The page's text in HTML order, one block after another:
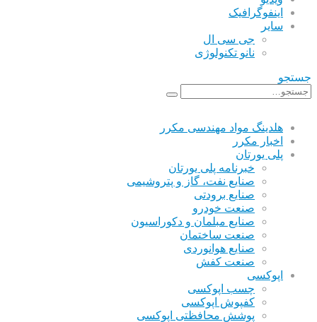
اینفوگرافیک
سایر
جی سی ال
نانو تکنولوژی
جستجو
هلدینگ مواد مهندسی مکرر
اخبار مکرر
پلی یورتان
خبرنامه پلی یورتان
صنایع نفت، گاز و پتروشیمی
صنایع برودتی
صنعت خودرو
صنایع مبلمان و دکوراسیون
صنعت ساختمان
صنایع هوانوردی
صنعت کفش
اپوکسی
چسب اپوکسی
کفپوش اپوکسی
پوشش محافظتی اپوکسی